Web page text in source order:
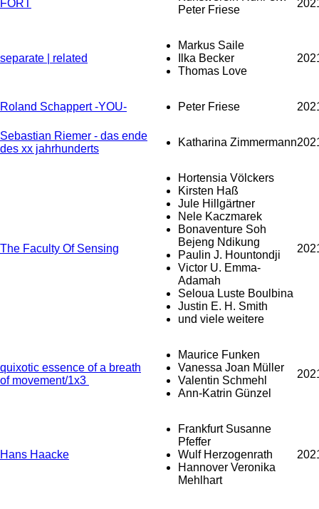
FORT
Peter Friese
separate | related
Markus Saile
Ilka Becker
Thomas Love
Roland Schappert -YOU- Peter Friese
Sebastian Riemer - das ende
des xx jahrhunderts
Katharina Zimmermann
The Faculty Of Sensing
Hortensia Völckers
Kirsten Haß
Jule Hillgärtner
Nele Kaczmarek
Bonaventure Soh
Bejeng Ndikung
Paulin J. Hountondji
Victor U. Emma-
Adamah
Seloua Luste Boulbina
Justin E. H. Smith
und viele weitere
quixotic essence of a breath
of movement/1x3
Maurice Funken
Vanessa Joan Müller
Valentin Schmehl
Ann-Katrin Günzel
Hans Haacke
Frankfurt Susanne
Pfeffer
Wulf Herzogenrath
Hannover Veronika
Mehlhart